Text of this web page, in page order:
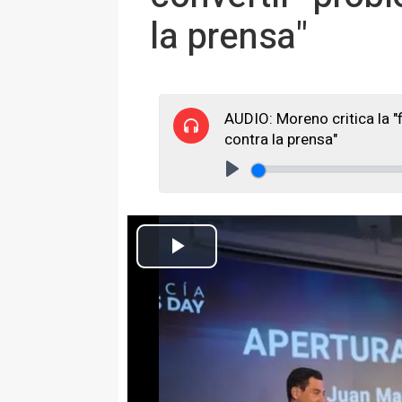
la prensa"
AUDIO: Moreno critica la
contra la prensa"
El presidente de la Junta, Juanma Moreno, interviene en Sevilla
Europa Press Andalucía
Actualizado: miércoles, 25 septiembre 2024 18:23
SEVILLA 25 Sep. (EUROPA